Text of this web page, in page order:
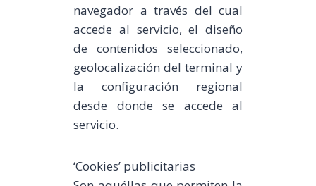
navegador a través del cual
accede al servicio, el diseño
de contenidos seleccionado,
geolocalización del terminal y
la configuración regional
desde donde se accede al
servicio.
‘Cookies’ publicitarias